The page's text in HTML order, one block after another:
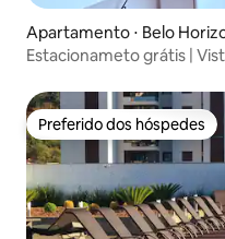
Apartamento ⋅ Belo
Estacionameto grátis |
Preferido dos hóspedes
Preferido dos hóspedes